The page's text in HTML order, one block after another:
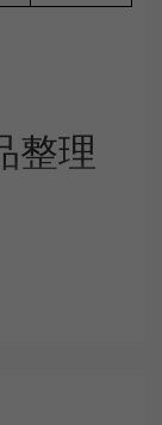
整理
。2DKのアパ
完了。
定。大型家具